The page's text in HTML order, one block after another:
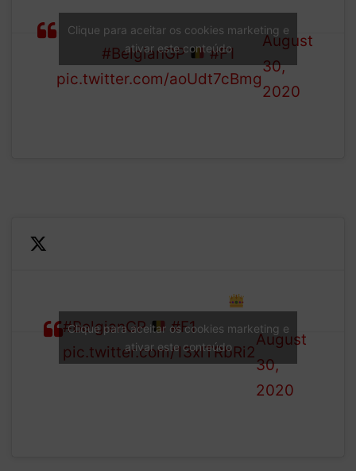
to a reported exhaust
#BelgianGP
#F1
pic.twitter.com/aoUdt7cBmg
1 (@F1)
August
30,
2020
Clique para aceitar os cookies marketing e
ativar este conteúdo
#BelgianGP
#F1
pic.twitter.com/13xlTRbRi2
1 (@F1)
August
30,
2020
Clique para aceitar os cookies marketing e
ativar este conteúdo